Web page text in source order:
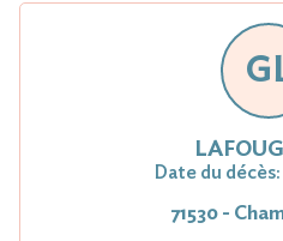
Date du décès:
71530 -